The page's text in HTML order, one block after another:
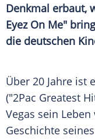
Denkmal erbaut,
Eyez On Me"
die deutschen
Über 20 Jahre ist
("2Pac Greatest
Vegas sein
Geschichte